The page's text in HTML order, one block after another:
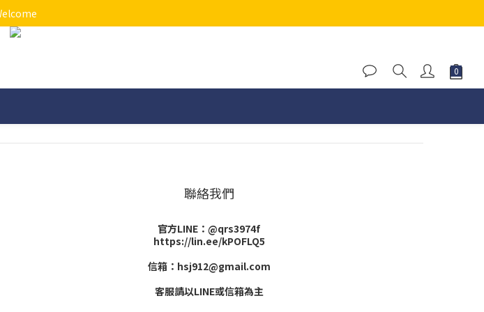
聯絡我們
官方LINE：@qrs3974f
https://lin.ee/kPOFLQ5
信箱：hsj912@gmail.com
客服請以LINE或信箱為主